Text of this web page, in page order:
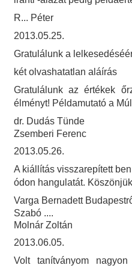
R... Péter
2013.05.25.
Gratulálunk a
két olvashatatlan aláírás
Gratulálunk az értékek
élményt! Példamutató a
dr. Dudás Tünde
Zsemberi Ferenc
2013.05.26.
A kiállítás visszarepített
ódon hangulatát.
Varga Bernadett
Szabó ....
Molnár Zoltán
2013.06.05.
Volt tanítványom